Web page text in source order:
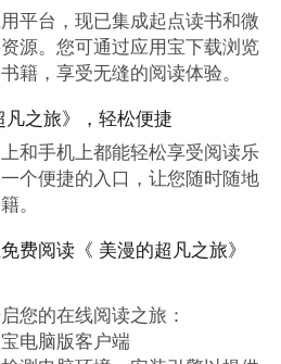
平台，现已集成起点读书和微
源。您可通过应用宝下载浏览
籍，享受无缝的阅读体验。
之旅》，轻松便捷
和手机上都能轻松享受阅读乐
个便捷的入口，让您随时随地
。
费阅读《 美漫的超凡之旅》
您的在线阅读之旅：
电脑版客户端